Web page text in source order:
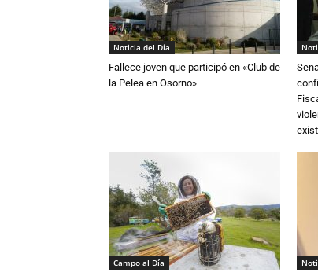
Noticia del Día
Fallece joven que participó en «Club de
la Pelea en Osorno»
Campo al Día